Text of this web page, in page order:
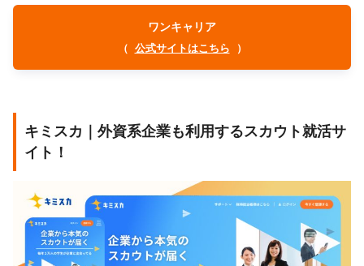
ワンキャリア
（ 公式サイトはこちら ）
キミスカ｜外資系企業も利用するスカウト就活サ
イト！